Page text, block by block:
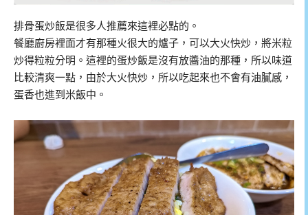
排骨蛋炒飯是很多人推薦來這裡必點的。
餐廳廚房裡面才有那種火很大的爐子，可以大火快炒，將米粒
炒得粒粒分明。這裡的蛋炒飯是沒有放醬油的那種，所以味道
比較清爽一點，由於大火快炒，所以吃起來也不會有油膩感，
蛋香也進到米飯中。